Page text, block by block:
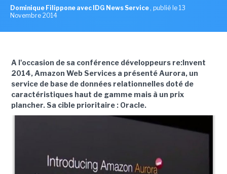
Dominique Filippone avec IDG News Service , publié le 13
Novembre 2014
A l'occasion de sa conférence développeurs re:Invent
2014, Amazon Web Services a présenté Aurora, un
service de base de données relationnelles doté de
caractéristiques haut de gamme mais à un prix
plancher. Sa cible prioritaire : Oracle.